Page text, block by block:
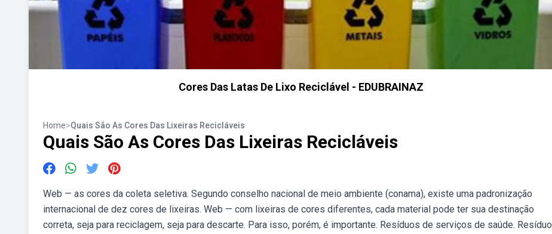
Cores Das Latas De Lixo Reciclável - EDUBRAINAZ
Home>Quais São As Cores Das Lixeiras Recicláveis
Quais São As Cores Das Lixeiras Recicláveis
Web — as cores da coleta seletiva. Segundo conselho nacional de meio ambiente (conama), existe uma padronização
internacional de dez cores de lixeiras. Web — com lixeiras de cores diferentes, cada material pode ter sua destinação
correta, seja para reciclagem, seja para descarte. Para isso, porém, é importante. Resíduos de serviços de saúde. Resíduo